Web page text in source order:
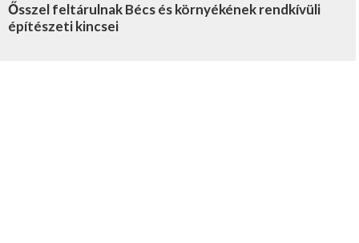
Ősszel feltárulnak Bécs és környékének rendkívüli
építészeti kincsei